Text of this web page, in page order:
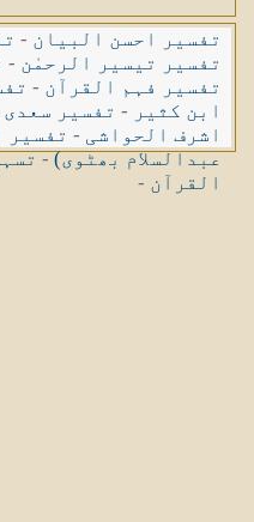
تفسیر احسن البیان -
تفسیر تیسیر الرحمٰن -
تفسیر فہم القرآن -
ابن کثیر - تفسیر سعدی
اشرف الحواشی - تفسیر
عبدالسلام بھٹوی)-
القرآن -